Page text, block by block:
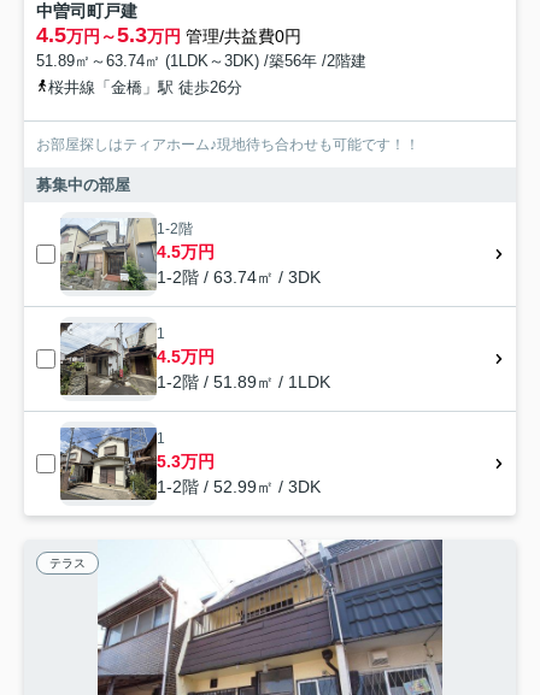
中曽司町戸建
4.5万円～5.3万円 管理/共益費0円
51.89㎡～63.74㎡ (1LDK～3DK) /築56年 /2階建
桜井線「金橋」駅 徒歩26分
お部屋探しはティアホーム♪現地待ち合わせも可能です！！
募集中の部屋
1-2階
4.5万円
1-2階 / 63.74㎡ / 3DK
1
4.5万円
1-2階 / 51.89㎡ / 1LDK
1
5.3万円
1-2階 / 52.99㎡ / 3DK
テラス